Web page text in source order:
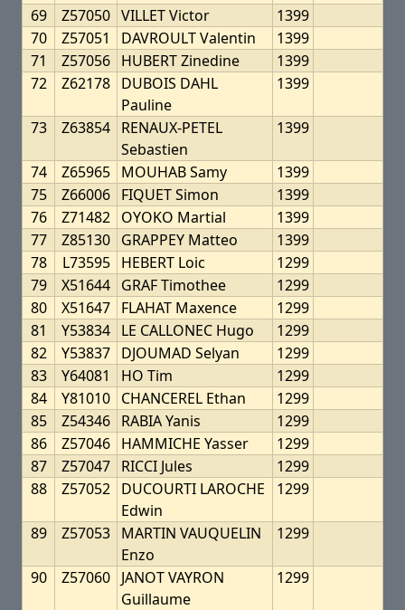
69
Z57050 VILLET Victor
1399
70
Z57051 DAVROULT Valentin
1399
71
Z57056 HUBERT Zinedine
1399
72
Z62178 DUBOIS DAHL
Pauline
1399
73 Z63854 RENAUX-PETEL
Sebastien
1399
74 Z65965 MOUHAB Samy
1399
75
Z66006 FIQUET Simon
1399
76
Z71482 OYOKO Martial
1399
77
Z85130 GRAPPEY Matteo
1399
78
L73595 HEBERT Loic
1299
79
X51644 GRAF Timothee
1299
80
X51647 FLAHAT Maxence
1299
81
Y53834 LE CALLONEC Hugo
1299
82
Y53837 DJOUMAD Selyan
1299
83
Y64081 HO Tim
1299
84
Y81010 CHANCEREL Ethan
1299
85
Z54346 RABIA Yanis
1299
86
Z57046 HAMMICHE Yasser
1299
87
Z57047 RICCI Jules
1299
88
Z57052 DUCOURTI LAROCHE
Edwin
1299
89 Z57053 MARTIN VAUQUELIN
Enzo
1299
90 Z57060 JANOT VAYRON
Guillaume
1299